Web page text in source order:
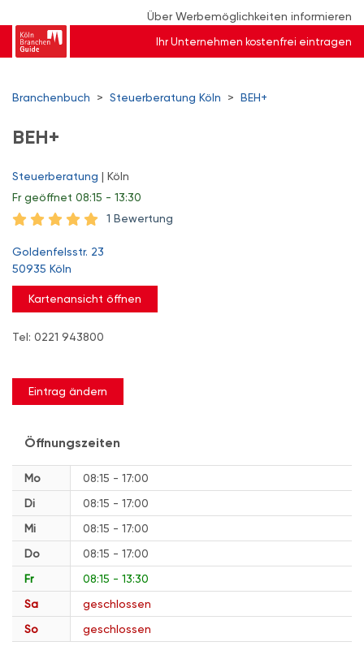
Über Werbemöglichkeiten informieren
Ihr Unternehmen kostenfrei eintragen
Branchenbuch > Steuerberatung Köln > BEH+
BEH+
Steuerberatung | Köln
Frgeöffnet 08:15 - 13:30
1 Bewertung
Goldenfelsstr. 23
50935 Köln
Kartenansicht öffnen
Tel: 0221 943800
Eintrag ändern
Öffnungszeiten
Mo
08:15 - 17:00
Di
08:15 - 17:00
Mi
08:15 - 17:00
Do
08:15 - 17:00
Fr
08:15 - 13:30
Sa
geschlossen
So
geschlossen